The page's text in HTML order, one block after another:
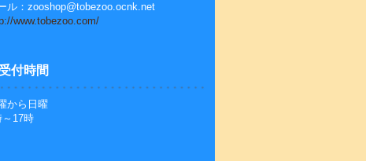
ル：zooshop@tobezoo.ocnk.net
www.tobezoo.com/
受付時間
から日曜
～17時